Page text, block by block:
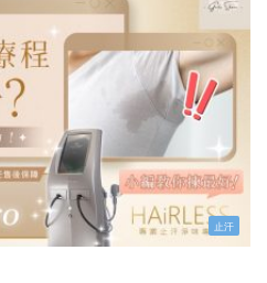
止汗